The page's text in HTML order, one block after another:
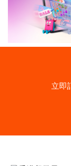
立即